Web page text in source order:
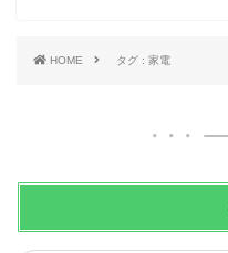
HOME タグ : 家電